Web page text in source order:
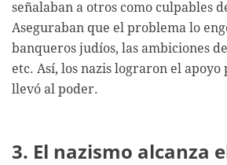
señalaban a otros como culpables
Aseguraban que el problema lo
banqueros judíos, las ambiciones
etc. Así, los nazis lograron el apoyo
llevó al poder.
3. El nazismo alcanza